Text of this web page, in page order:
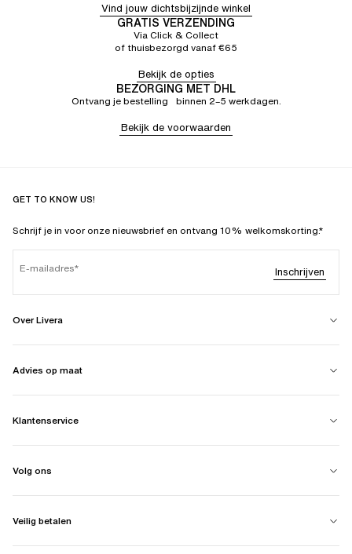
Vind jouw dichtsbijzijnde winkel
GRATIS VERZENDING
Via Click & Collect
of thuisbezorgd vanaf €65
Bekijk de opties
BEZORGING MET DHL
Ontvang je bestelling binnen 2–5 werkdagen.
Bekijk de voorwaarden
GET TO KNOW US!
Schrijf je in voor onze nieuwsbrief en ontvang 10% welkomskorting.*
E-mailadres Inschrijven
Over Livera
Advies op maat
Klantenservice
Volg ons
Veilig betalen